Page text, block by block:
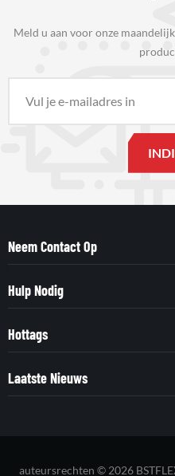
Meld u aan voor onze
Neem Contact Op
Hulp Nodig
Hottags
Laatste Nieuws
auteursrechten © 2026